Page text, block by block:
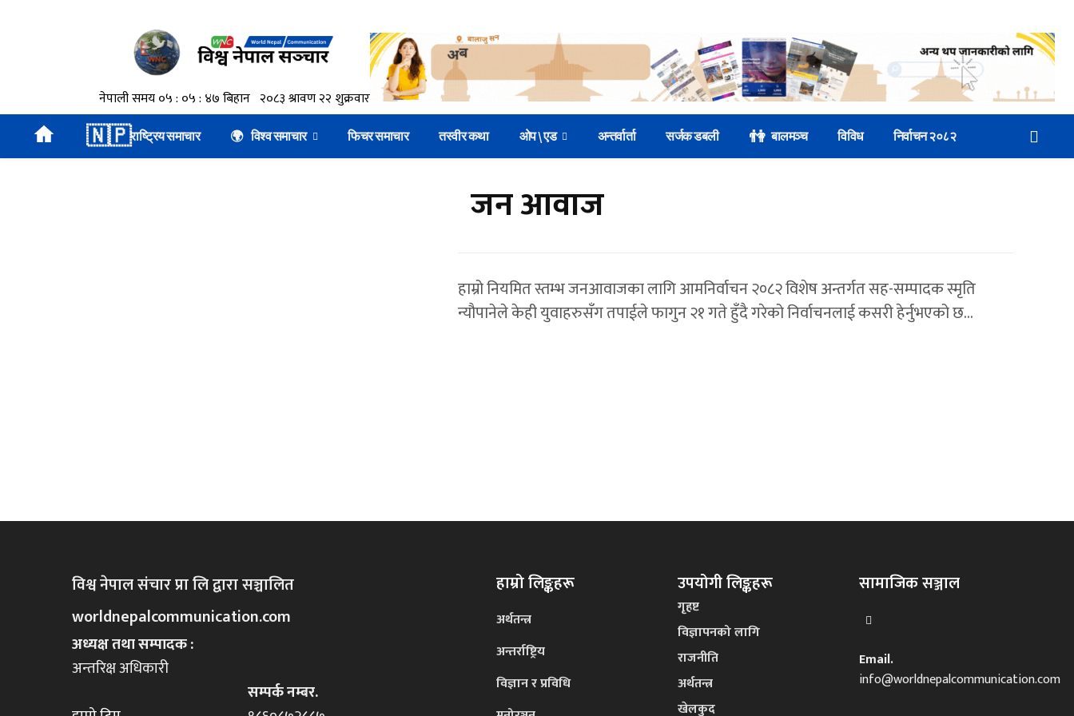
🇳🇵राष्ट्रिय समाचार 🌍 विश्व समाचार फिचर समाचार तस्वीर कथा ओप \ एड अन्तर्वार्ता सर्जक डबली 👫बालमञ्च विविध निर्वाचन २०८२
जन आवाज
हाम्रो नियमित स्तम्भ जनआवाजका लागि आमनिर्वाचन २०८२ विशेष अन्तर्गत सह-सम्पादक स्मृति
न्यौपानेले केही युवाहरुसँग तपाईले फागुन २१ गते हुँदै गरेको निर्वाचनलाई कसरी हेर्नुभएको छ...
विश्व नेपाल संचार प्रा लि द्वारा सञ्चालित
worldnepalcommunication.com
अध्यक्ष तथा सम्पादक :
अन्तरिक्ष अधिकारी
सम्पर्क नम्बर.
हाम्रो लिङ्कहरू
अर्थतन्त्र
अन्तर्राष्ट्रिय
विज्ञान र प्रविधि
उपयोगी लिङ्कहरू
गृहष्ट
विज्ञापनको लागि
राजनीति
अर्थतन्त्र
खेलकुद
सामाजिक सञ्जाल
Email.
info@worldnepalcommunication.com